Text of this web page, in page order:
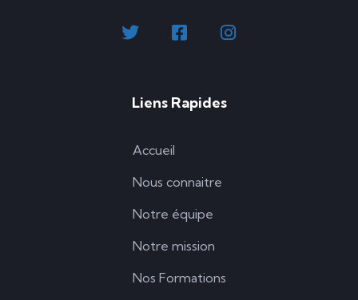
Liens Rapides
Accueil
Nous connaitre
Notre équipe
Notre mission
Nos Formations